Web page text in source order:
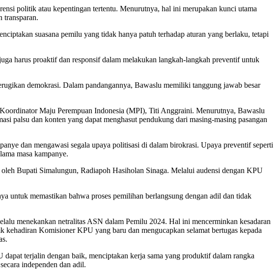
politik atau kepentingan tertentu. Menurutnya, hal ini merupakan kunci utama
transparan.
suasana pemilu yang tidak hanya patuh terhadap aturan yang berlaku, tetapi
harus proaktif dan responsif dalam melakukan langkah-langkah preventif untuk
demokrasi. Dalam pandangannya, Bawaslu memiliki tanggung jawab besar
Maju Perempuan Indonesia (MPI), Titi Anggraini. Menurutnya, Bawaslu
palsu dan konten yang dapat menghasut pendukung dari masing-masing pasangan
dan mengawasi segala upaya politisasi di dalam birokrasi. Upaya preventif seperti
masa kampanye.
Bupati Simalungun, Radiapoh Hasiholan Sinaga. Melalui audensi dengan KPU
untuk memastikan bahwa proses pemilihan berlangsung dengan adil dan tidak
menekankan netralitas ASN dalam Pemilu 2024. Hal ini mencerminkan kesadaran
Komisioner KPU yang baru dan mengucapkan selamat bertugas kepada
terjalin dengan baik, menciptakan kerja sama yang produktif dalam rangka
independen dan adil.